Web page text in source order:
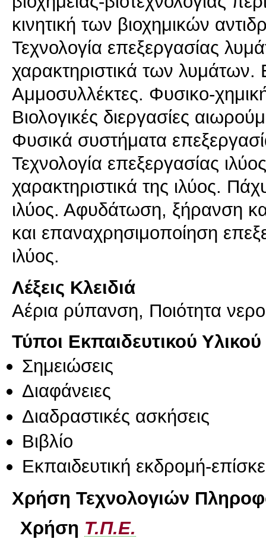
κινητική των βιοχημικών
Τεχνολογία επεξεργασίας
χαρακτηριστικά των
Αμμοσυλλέκτες. Φυσικο-
Βιολογικές διεργασίες
Φυσικά συστήματα
Τεχνολογία επεξεργασίας
χαρακτηριστικά της ιλύος.
ιλύος. Αφυδάτωση, ξήρανση
και επαναχρησιμοποίηση
Λέξεις Κλειδιά
Αέρια ρύπανση, Ποιότητα
Τύποι Εκπαιδευτικού Υλικού
Σημειώσεις
Διαφάνειες
Διαδραστικές ασκήσεις
Βιβλίο
Εκπαιδευτική εκδρομή-
Χρήση Τεχνολογιών
Χρήση Τ.Π.Ε.